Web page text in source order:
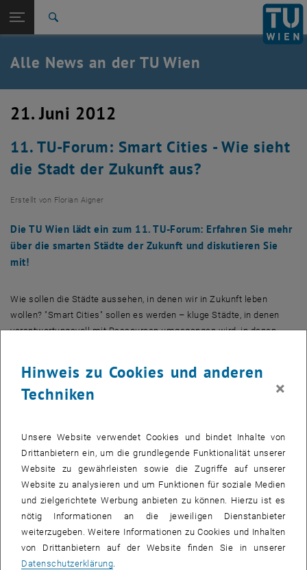
TU Login
Quicklinks
Quicklinks-Menü umschalten
Studium
Karriere
Zurück: Subseiten von TU Wien Startseite auflisten
Zurück zur letzten Ebene:
TU Wien Startseite
Übersicht
Alle News an der TU Wien
21. Juni 2012
11. TU-Forum: Smart Cities - Wie sieht
die Stadt der Zukunft aus?
Erstellt von Florian Aigner
Die TU Wien lädt ein zum 11. TU-Forum: Erfahren Sie mehr
über die smarten Städte der Zukunft und diskutieren Sie
mit!
Wie sollen die Städte aussehen, in denen wir in Zukunft leben
wollen? "Smart Cities" sollen es werden – kluge Städte, in denen
verantwortungsvoll mit Ressourcen umgegangen wird, in denen
entstehen viele neue Ideen dazu: Umweltfreundliche,
energieeffiziente Gebäude werden entwickelt. Durch neue
das "Internet of Things" entsteht. Moderne
Stadtentwicklungsprojekte wie die Seestadt Aspern lassen schon
heute erkennen, in welche Richtung die Entwicklung morgen gehen
wird.
21. Juni 2012
Kuppelsaal
Hinweis zu Cookies und anderen
Techniken
×
Unsere Website verwendet Cookies und bindet Inhalte von
Drittanbietern ein, um die grundlegende Funktionalität unserer
Website zu gewährleisten sowie die Zugriffe auf unserer
Website zu analysieren und um Funktionen für soziale Medien
und zielgerichtete Werbung anbieten zu können. Hierzu ist es
nötig Informationen an die jeweiligen Dienstanbieter
weiterzugeben. Weitere Informationen zu Cookies und Inhalten
von Drittanbietern auf der Website finden Sie in unserer
Datenschutzerklärung